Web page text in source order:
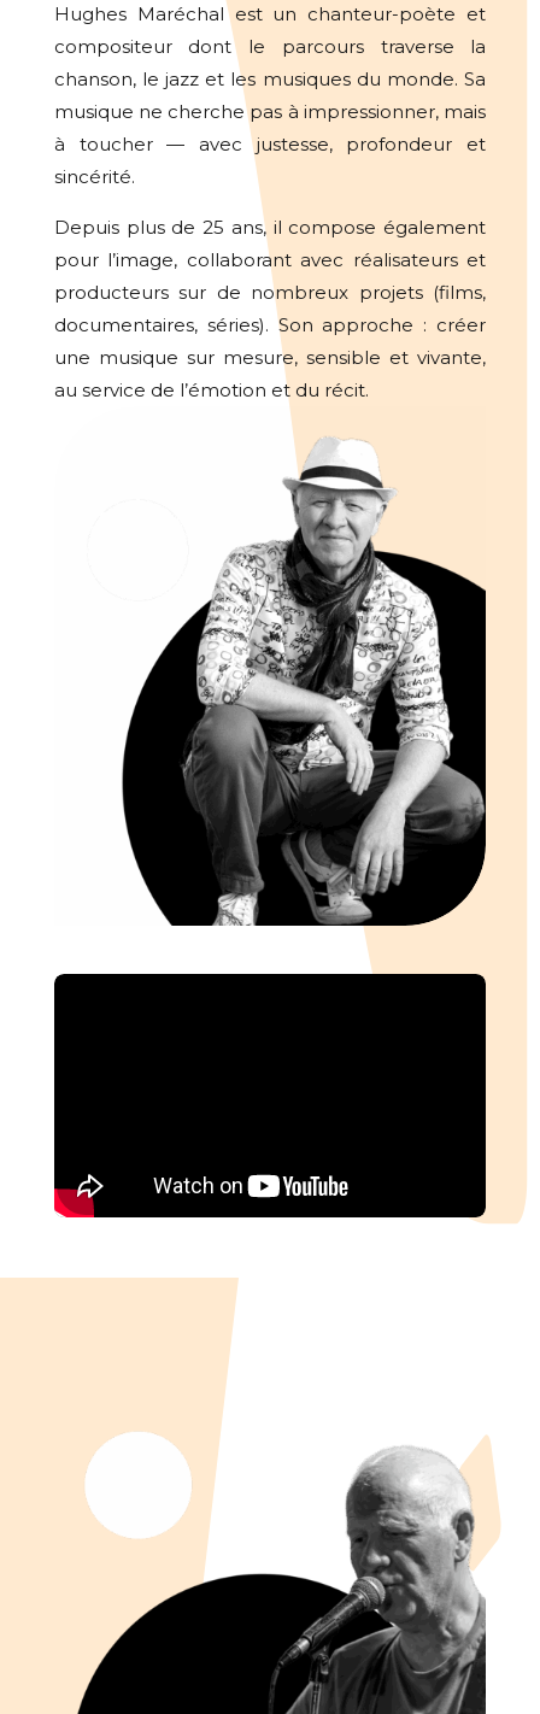
Hughes Maréchal est un chanteur-poète et
compositeur dont le parcours traverse la
chanson, le jazz et les musiques du monde. Sa
musique ne cherche pas à impressionner, mais
à toucher — avec justesse, profondeur et
sincérité.
Depuis plus de 25 ans, il compose également
pour l’image, collaborant avec réalisateurs et
producteurs sur de nombreux projets (films,
documentaires, séries). Son approche : créer
une musique sur mesure, sensible et vivante,
au service de l’émotion et du récit.